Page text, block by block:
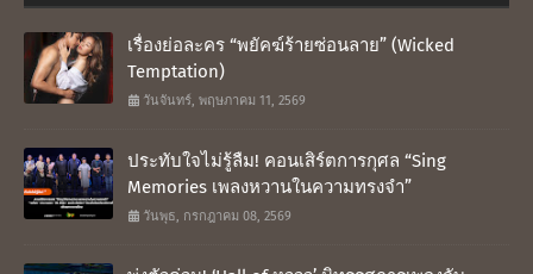
เรื่องย่อละคร “พยัคฆ์ร้ายซ่อนลาย” (Wicked
Temptation)
วันจันทร์, พฤษภาคม 11, 2569
ประทับใจไม่รู้ลืม! คอนเสิร์ตการกุศล “Sing
Memories เพลงหวานในความทรงจำ”
วันพุธ, กรกฎาคม 08, 2569